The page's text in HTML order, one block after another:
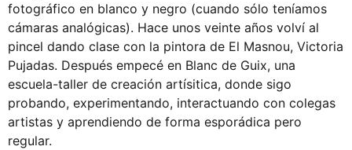
fotográfico en blanco y negro (cuando sólo teníamos
cámaras analógicas). Hace unos veinte años volví al
pincel dando clase con la pintora de El Masnou, Victoria
Pujadas. Después empecé en Blanc de Guix, una
escuela-taller de creación artísitica, donde sigo
probando, experimentando, interactuando con colegas
artistas y aprendiendo de forma esporádica pero
regular.